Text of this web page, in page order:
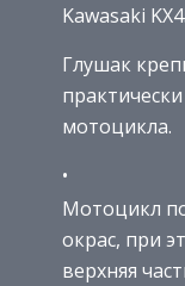
Kawasaki
Глушак
мотоцикла.
Мотоцикл
окрас, при
верхняя